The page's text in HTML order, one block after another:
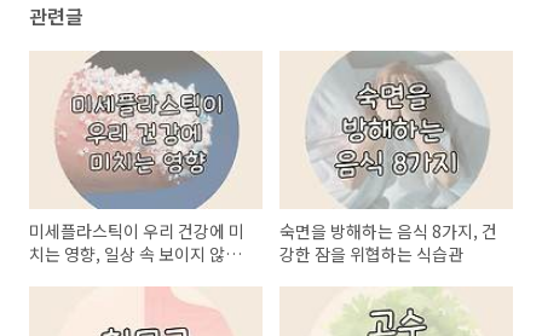
관련글
미세플라스틱이 우리 건강에 미
치는 영향, 일상 속 보이지 않는
숙면을 방해하는 음식 8가지, 건
강한 잠을 위협하는 식습관